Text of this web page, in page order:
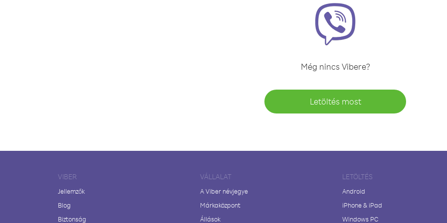
Még nincs Vibere?
Letöltés most
VIBER
Jellemzők
Blog
Biztonság
VÁLLALAT
A Viber névjegye
Márkaközpont
Állások
LETÖLTÉS
Android
iPhone & iPad
Windows PC